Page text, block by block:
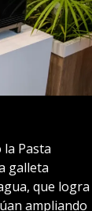
Pasta
galleta
que logra
ampliando